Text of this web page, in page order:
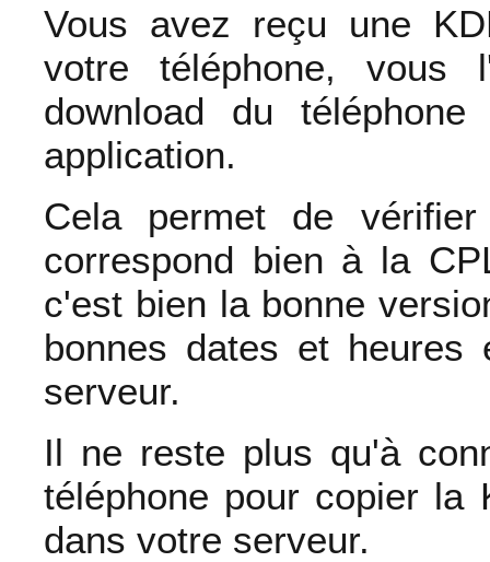
Vous avez reçu une
votre téléphone, vous
download du
application.
Cela permet de
correspond bien à la
c'est bien la bonne
bonnes dates et
serveur.
Il ne reste plus qu'à
téléphone pour copier la
dans votre serveur.